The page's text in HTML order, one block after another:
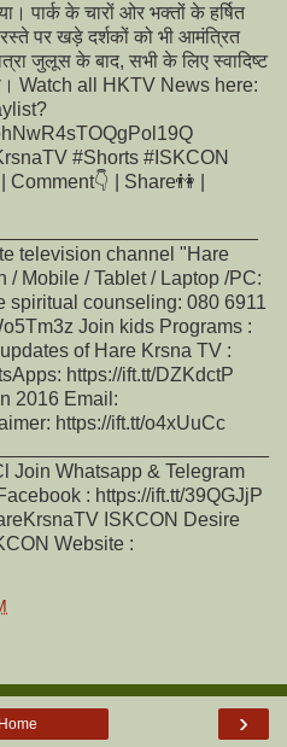
पार्क के चारों ओर भक्तों के हर्षित
पर खड़े दर्शकों को भी आमंत्रित
जुलूस के बाद, सभी के लिए स्वादिष्ट
Watch all HKTV News here:
#Shorts #ISKCON
| Share👫 |
television channel "Hare
/ Mobile / Tablet / Laptop /PC:
spiritual counseling: 080 6911
Join kids Programs :
of Hare Krsna TV :
https://ift.tt/DZKdctP
2016 Email:
https://ift.tt/o4xUuCc
Join Whatsapp & Telegram
: https://ift.tt/39QGJjP
ISKCON Desire
Website :
›
Home